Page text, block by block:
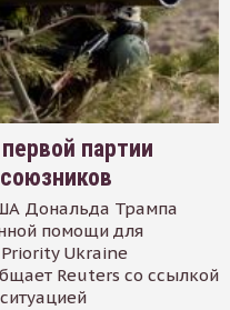
партии
Дональда Трампа
помощи для
Ukraine
Reuters со ссылкой